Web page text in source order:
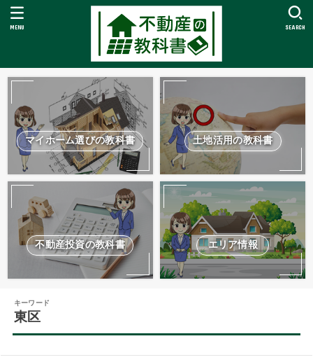
SEARCH
MENU
マイホーム選びの教科書 土地活用の教科書
不動産投資の教科書 エリア情報
キーワード
東区